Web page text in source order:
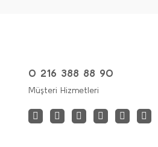
0 216 388 88 90
Müşteri Hizmetleri